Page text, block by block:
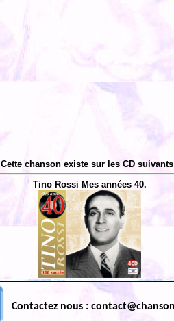
Cette chanson existe sur les CD
Tino Rossi Mes années 40.
Contactez nous :